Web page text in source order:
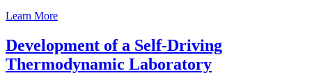
Learn More
Development of a Self-Driving
Thermodynamic Laboratory